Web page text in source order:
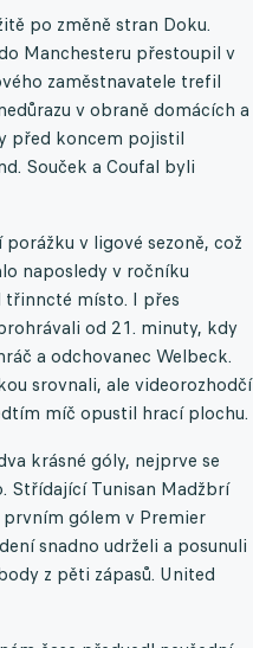
po změně stran Doku.
Manchesteru přestoupil v
zaměstnavatele trefil
v obraně domácích a
před koncem pojistil
Souček a Coufal byli
v ligové sezoně, což
naposledy v ročníku
třinncté místo. I přes
od 21. minuty, kdy
a odchovanec Welbeck.
srovnali, ale videorozhodčí
míč opustil hrací plochu.
krásné góly, nejprve se
Střídající Tunisan Madžbrí
gólem v Premier
snadno udrželi a posunuli
z pěti zápasů. United